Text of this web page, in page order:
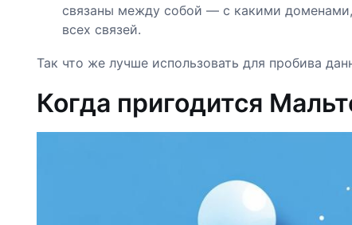
связаны между собой — с какими
всех связей.
Так что же лучше использовать для пробива
Когда пригодится